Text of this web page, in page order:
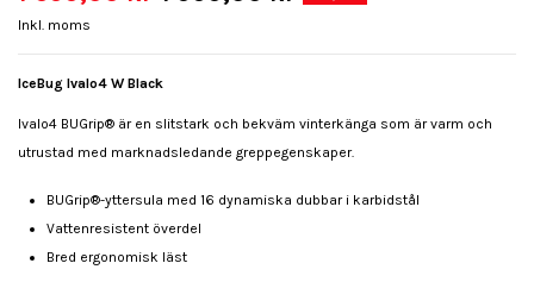
Inkl. moms
IceBug Ivalo4 W Black
Ivalo4 BUGrip® är en slitstark och bekväm vinterkänga som är varm och
utrustad med marknadsledande greppegenskaper.
BUGrip®-yttersula med 16 dynamiska dubbar i karbidstål
Vattenresistent överdel
Bred ergonomisk läst